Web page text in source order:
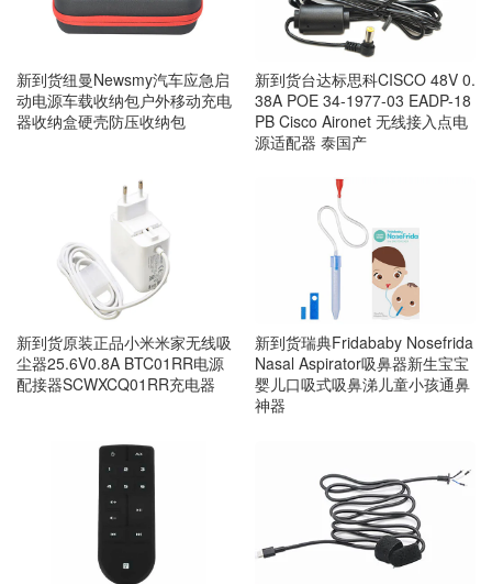
新到货纽曼Newsmy汽车应急启
动电源车载收纳包户外移动充电
器收纳盒硬壳防压收纳包
新到货台达标思科CISCO 48V 0.
38A POE 34-1977-03 EADP-18
PB Cisco Aironet 无线接入点电
源适配器 泰国产
新到货原装正品小米米家无线吸
尘器25.6V0.8A BTC01RR电源
配接器SCWXCQ01RR充电器
新到货瑞典Fridababy Nosefrida
Nasal Aspirator吸鼻器新生宝宝
婴儿口吸式吸鼻涕儿童小孩通鼻
神器